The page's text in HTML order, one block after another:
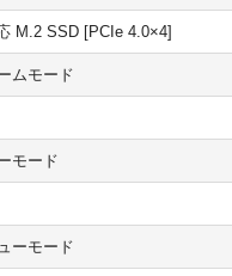
M.2 SSD [PCIe 4.0×4]
ムモード
モード
ーモード